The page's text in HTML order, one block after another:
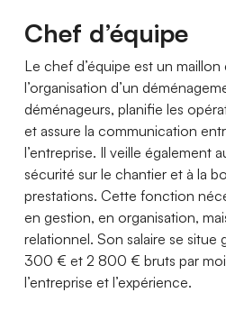
Chef d’équipe
Le chef d’équipe est un maillon
l’organisation d’un
déménageurs, planifie les
et assure la communication
l’entreprise. Il veille également
sécurité sur le chantier et à la
prestations. Cette fonction
en gestion, en organisation,
relationnel. Son salaire se situe
300 € et 2 800 € bruts par
l’entreprise et l’expérience.